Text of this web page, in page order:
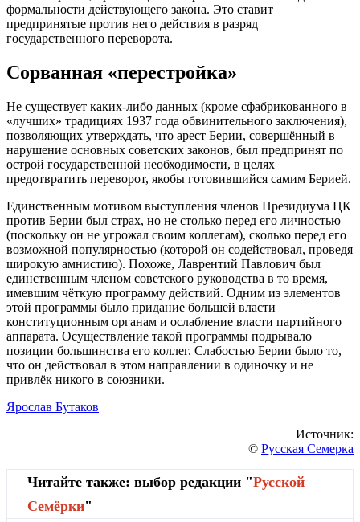
формальности действующего закона. Это ставит
предпринятые против него действия в разряд
государственного переворота.
Сорванная «перестройка»
Не существует каких-либо данных (кроме сфабрикованного в
«лучших» традициях 1937 года обвинительного заключения),
позволяющих утверждать, что арест Берии, совершённый в
нарушение основных советских законов, был предпринят по
острой государственной необходимости, в целях
предотвратить переворот, якобы готовившийся самим Берией.
Единственным мотивом выступления членов Президиума ЦК
против Берии был страх, но не столько перед его личностью
(поскольку он не угрожал своим коллегам), сколько перед его
возможной популярностью (которой он содействовал, проведя
широкую амнистию). Похоже, Лаврентий Павлович был
единственным членом советского руководства в то время,
имевшим чёткую программу действий. Одним из элементов
этой программы было придание большей власти
конституционным органам и ослабление власти партийного
аппарата. Осуществление такой программы подрывало
позиции большинства его коллег. Слабостью Берии было то,
что он действовал в этом направлении в одиночку и не
привлёк никого в союзники.
Ярослав Бутаков
Источник:
© Русская Семерка
Читайте также: выбор редакции "Русской
Cемёрки"